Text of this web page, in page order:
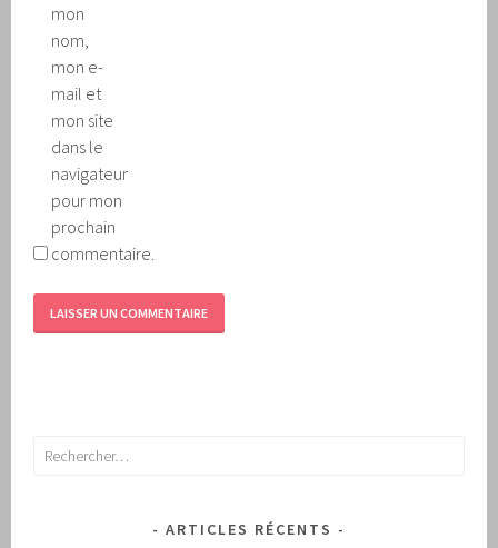
mon
nom,
mon e-
mail et
mon site
dans le
navigateur
pour mon
prochain
commentaire.
Rechercher :
ARTICLES RÉCENTS